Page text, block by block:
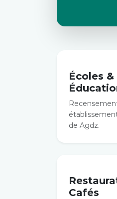
Écoles &
de Agdz.
Cafés